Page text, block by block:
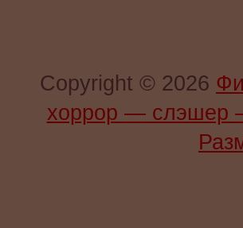
Copyright © 2026
хоррор — слэшер